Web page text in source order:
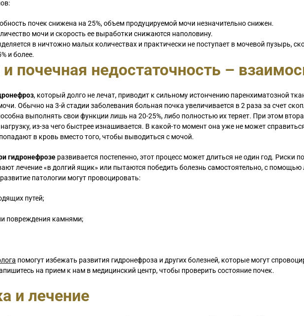
почек снижена на 25%, объем продуцируемой мочи незначительно снижен.
мочи и скорость ее выработки снижаются наполовину.
в ничтожно малых количествах и практически не поступает в мочевой пузырь,
и более.
почечная недостаточность –
, который долго не лечат, приводит к сильному истончению паренхиматозной
Обычно на 3-й стадии заболевания больная почка увеличивается в 2 раза за счет
выполнять свои функции лишь на 20-25%, либо полностью их теряет. При этом
из-за чего быстрее изнашивается. В какой-то момент она уже не может
в кровь вместо того, чтобы выводиться с мочой.
гидронефрозе развивается постепенно, этот процесс может длиться не один год. Риски
лечение «в долгий ящик» или пытаются победить болезнь самостоятельно, с помощью
патологии могут провоцировать:
путей;
повреждения камнями;
помогут избежать развития гидронефроза и других болезней, которые могут
на прием к нам в медицинский центр, чтобы проверить состояние почек.
и лечение